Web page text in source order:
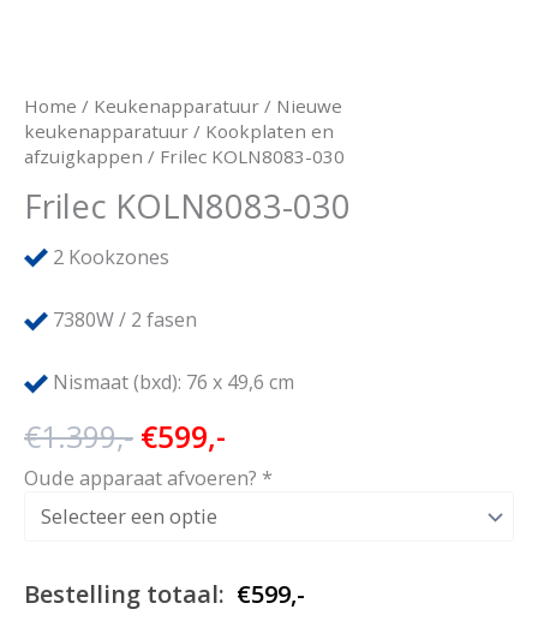
Home / Keukenapparatuur / Nieuwe
keukenapparatuur / Kookplaten en
afzuigkappen / Frilec KOLN8083-030
Frilec KOLN8083-030
2 Kookzones
7380W / 2 fasen
Nismaat (bxd): 76 x 49,6 cm
€1.399,- Oorspronkelijke
prijs
was:
€599,-
prijs
Oude apparaat afvoeren? *
Bestelling totaal: €599,-